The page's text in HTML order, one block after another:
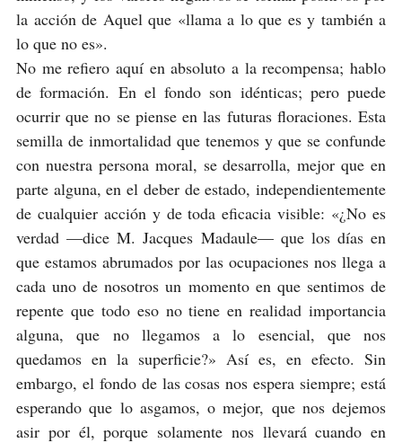
la acción de Aquel que «llama a lo que es y también a
lo que no es».
No me refiero aquí en absoluto a la recompensa; hablo
de formación. En el fondo son idénticas; pero puede
ocurrir que no se piense en las futuras floraciones. Esta
semilla de inmortalidad que tenemos y que se confunde
con nuestra persona moral, se desarrolla, mejor que en
parte alguna, en el deber de estado, independientemente
de cualquier acción y de toda eficacia visible: «¿No es
verdad —dice M. Jacques Madaule— que los días en
que estamos abrumados por las ocupaciones nos llega a
cada uno de nosotros un momento en que sentimos de
repente que todo eso no tiene en realidad importancia
alguna, que no llegamos a lo esencial, que nos
quedamos en la superficie?» Así es, en efecto. Sin
embargo, el fondo de las cosas nos espera siempre; está
esperando que lo asgamos, o mejor, que nos dejemos
asir por él, porque solamente nos llevará cuando en